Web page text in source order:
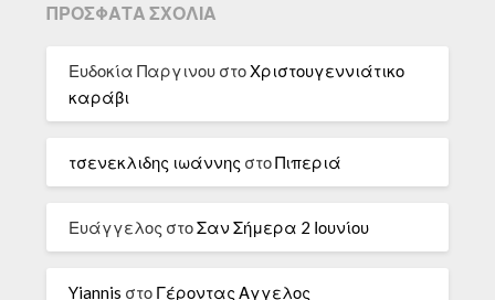
ΠΡΌΣΦΑΤΑ ΣΧΌΛΙΑ
Ευδοκία Παργινου στοΧριστουγεννιάτικο
καράβι
τσενεκλιδης ιωάννης στοΠιπεριά
Ευάγγελος στοΣαν Σήμερα 2 Ιουνίου
Yiannis στο Γέροντας Αγγελος